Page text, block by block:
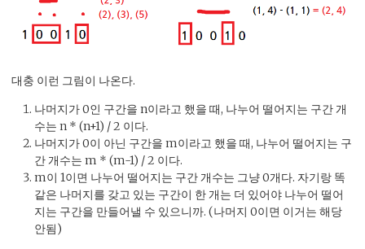
대충 이런 그림이 나온다.
나머지가 0인 구간을 n이라고 했을 때, 나누어 떨어지는 구간 개
수는 n * (n+1) / 2 이다.
나머지가 0이 아닌 구간을 m이라고 했을 때, 나누어 떨어지는 구
간 개수는 m * (m-1) / 2 이다.
m이 1이면 나누어 떨어지는 구간 개수는 그냥 0개다. 자기랑 똑
같은 나머지를 갖고 있는 구간이 한 개는 더 있어야 나누어 떨어
지는 구간을 만들어낼 수 있으니까. (나머지 0이면 이거는 해당
안됨)